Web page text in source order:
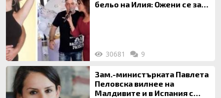
бельо на Илия: Ожени се за
30681 9
Зам.-министърката Павлета
Пеловска вилнее на
Малдивите и в Испания с